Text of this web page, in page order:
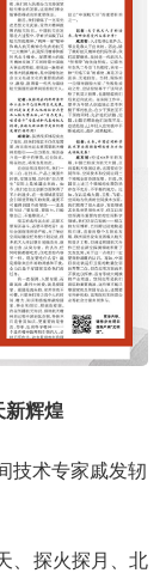
新辉煌
技术专家戚发轫
、探火探月、北